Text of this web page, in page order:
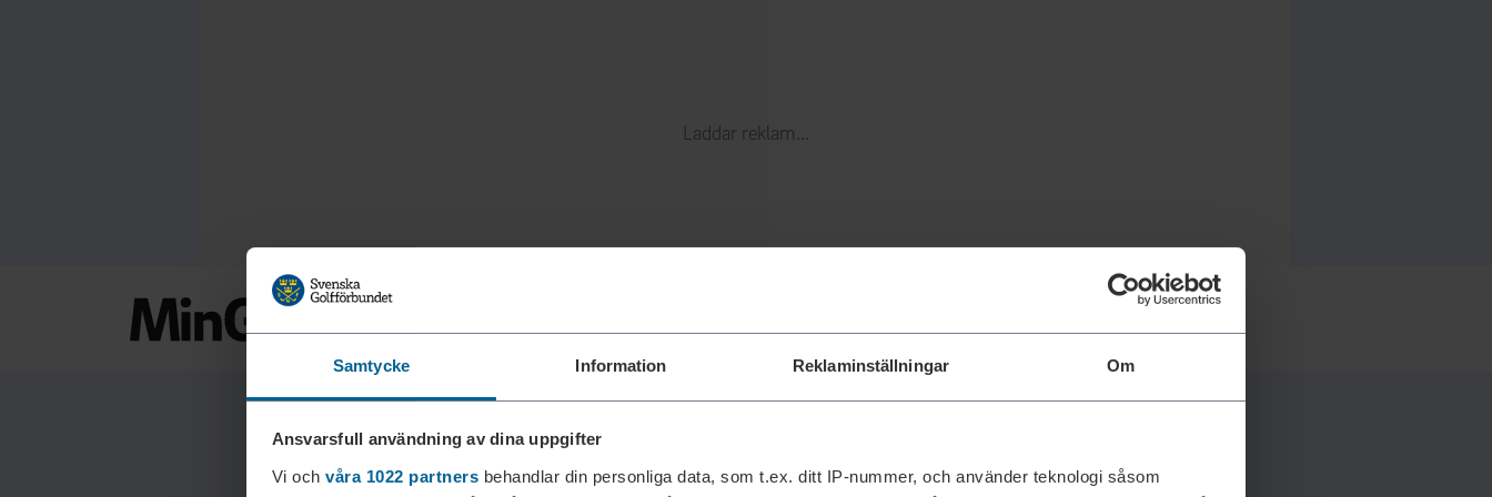
Samtycke Information Reklaminställningar Om
Ansvarsfull användning av dina uppgifter
Vi och våra 1022 partners behandlar din personliga data, som t.ex. ditt IP-nummer, och använder teknologi såsom
Laddar reklam...